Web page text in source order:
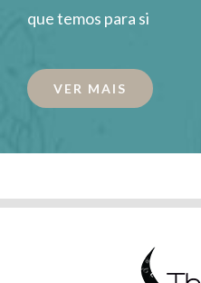
que temos para si
VER MAIS